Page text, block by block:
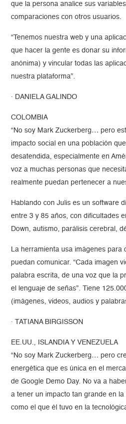
que la persona analice sus
comparaciones con otros usuarios.
“Tenemos nuestra web y una
que hacer la gente es donar su
anónima) y vincular todas las
nuestra plataforma”.
· DANIELA GALINDO
COLOMBIA
“No soy Mark Zuckerberg… pero
impacto social en una población
desatendida, especialmente en
voz a muchas personas que
realmente puedan pertenecer a
Hablando con Julis es un software
entre 3 y 85 años, con dificultades
Down, autismo, parálisis cerebral,
La herramienta usa imágenes para
puedan comunicar. “Cada imagen
palabra escrita, de una voz que la
el lenguaje de señas”. Tiene
(imágenes, videos, audios y
· TATIANA BIRGISSON
EE.UU., ISLANDIA Y VENEZUELA
“No soy Mark Zuckerberg… pero
energética que es única en el
de Google Demo Day. No va a
a tener un impacto tan grande en
como el que él tuvo en la